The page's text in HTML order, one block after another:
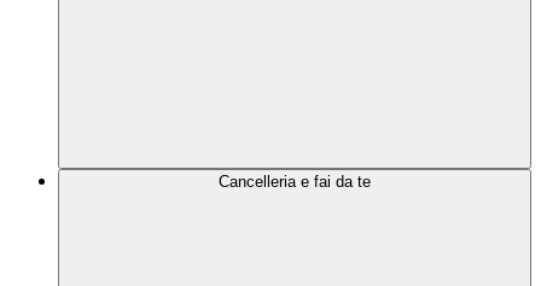
Cancelleria e fai da te